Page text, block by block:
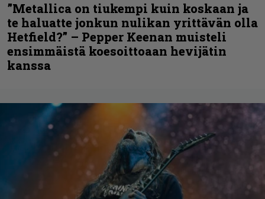
”Metallica on tiukempi kuin koskaan ja
te haluatte jonkun nulikan yrittävän olla
Hetfield?” – Pepper Keenan muisteli
ensimmäistä koesoittoaan hevijätin
kanssa